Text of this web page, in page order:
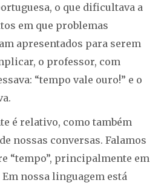
o que dificultava a
em que problemas
apresentados para serem
o professor, com
“tempo vale ouro!” e o
é relativo, como também
nossas conversas. Falamos
“tempo”, principalmente em
nossa linguagem está